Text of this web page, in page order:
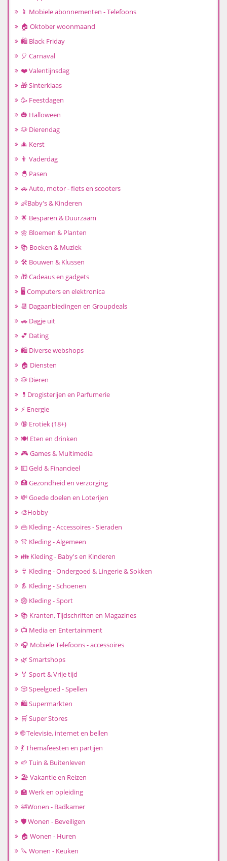
📱 Mobiele abonnementen - Telefoons
🏠 Oktober woonmaand
🛍️ Black Friday
🎈 Carnaval
❤️ Valentijnsdag
🎁 Sinterklaas
🥳 Feestdagen
🎃 Halloween
🐶 Dierendag
🎄 Kerst
👨 Vaderdag
🐣 Pasen
🚗 Auto, motor - fiets en scooters
👶Baby's & Kinderen
🌟 Besparen & Duurzaam
🌼 Bloemen & Planten
📚 Boeken & Muziek
🛠️ Bouwen & Klussen
🎁 Cadeaus en gadgets
🖥️ Computers en elektronica
📆 Dagaanbiedingen en Groupdeals
🚗 Dagje uit
💕 Dating
🛍️ Diverse webshops
🏠 Diensten
🐶 Dieren
💊Drogisterijen en Parfumerie
⚡ Energie
🔞 Erotiek (18+)
🍽️ Eten en drinken
🎮 Games & Multimedia
💵 Geld & Financieel
🏥 Gezondheid en verzorging
💸 Goede doelen en Loterijen
🎨Hobby
👜 Kleding - Accessoires - Sieraden
👚 Kleding - Algemeen
👪 Kleding - Baby's en Kinderen
👙 Kleding - Ondergoed & Lingerie & Sokken
👢 Kleding - Schoenen
🏐 Kleding - Sport
📚 Kranten, Tijdschriften en Magazines
📺 Media en Entertainment
🎧 Mobiele Telefoons - accessoires
🌿 Smartshops
🏅 Sport & Vrije tijd
🎲 Speelgoed - Spellen
🛍️ Supermarkten
🛒 Super Stores
🌐 Televisie, internet en bellen
💃 Themafeesten en partijen
🌱 Tuin & Buitenleven
🏖️ Vakantie en Reizen
🏫 Werk en opleiding
🛀Wonen - Badkamer
🛡️ Wonen - Beveiligen
🏠 Wonen - Huren
🔪 Wonen - Keuken